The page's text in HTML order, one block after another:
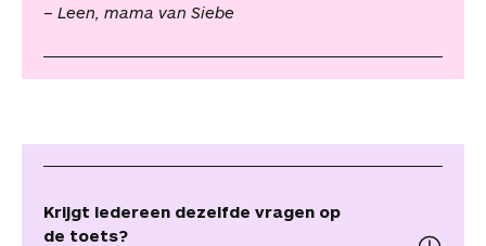
– Leen, mama van Siebe
Krijgt iedereen dezelfde vragen op
de toets?